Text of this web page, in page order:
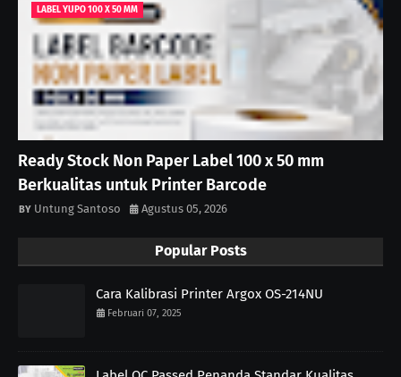
LABEL YUPO 100 X 50 MM
Ready Stock Non Paper Label 100 x 50 mm
Berkualitas untuk Printer Barcode
Untung Santoso Agustus 05, 2026
Popular Posts
Cara Kalibrasi Printer Argox OS-214NU
Februari 07, 2025